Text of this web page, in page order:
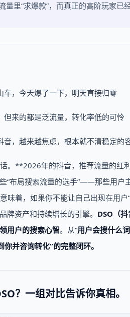
里“求爆款”，而真正的高阶玩家已
车，今天爆了一下，明天直接归零
但来的都是泛流量，转化率低的可怜
音，越来越焦虑，根本就不清稳定的
。**2026年的抖音，推荐流量的红
“布局搜索流量的选手”——那些用
味着，如果你不能让自己出现在用
牌资产和持续增长的引擎。 DSO（
用户的搜索心智。从“用户会搜什么词
并咨询转化”的完整闭环。
？一组对比告诉你真相。